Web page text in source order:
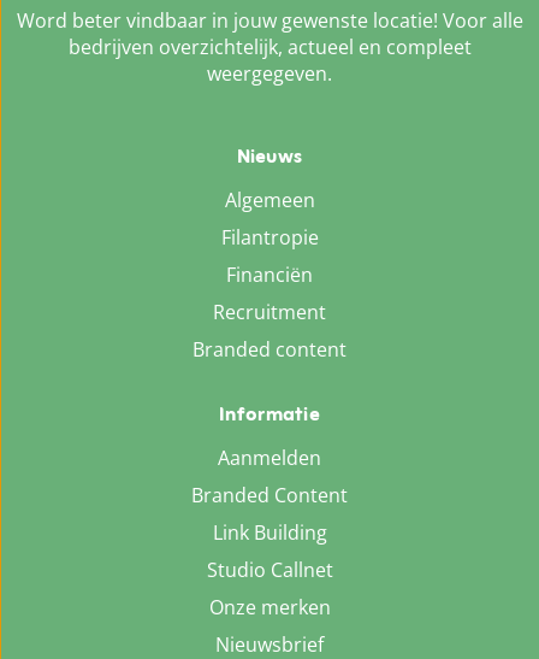
Word beter vindbaar in jouw gewenste locatie! Voor alle
bedrijven overzichtelijk, actueel en compleet
weergegeven.
Nieuws
Algemeen
Filantropie
Financiën
Recruitment
Branded content
Informatie
Aanmelden
Branded Content
Link Building
Studio Callnet
Onze merken
Nieuwsbrief